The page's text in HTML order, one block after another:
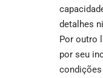
detalhes
Por outro
por seu